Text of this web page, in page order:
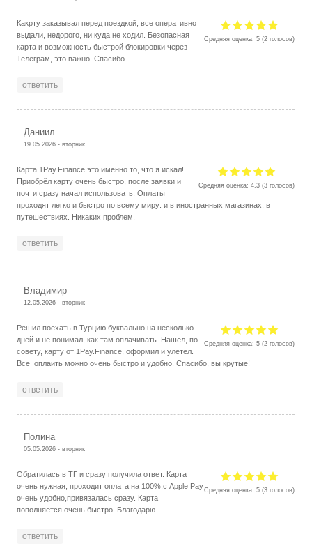
Средняя оценка:5 (2 голосов)
Какрту заказывал перед поездкой, все оперативно
выдали, недорого, ни куда не ходил. Безопасная
карта и возможность быстрой блокировки через
Телеграм, это важно. Спасибо.
ответить
Даниил
19.05.2026 - вторник
Средняя оценка:4.3 (3 голосов)
Карта 1Pay.Finance это именно то, что я искал!
Приобрёл карту очень быстро, после заявки и
почти сразу начал использовать. Оплаты
проходят легко и быстро по всему миру: и в иностранных магазинах, в
путешествиях. Никаких проблем.
ответить
Владимир
12.05.2026 - вторник
Средняя оценка:5 (2 голосов)
Решил поехать в Турцию буквально на несколько
дней и не понимал, как там оплачивать. Нашел, по
совету, карту от 1Pay.Finance, оформил и улетел.
Все оплаить можно очень быстро и удобно. Спасибо, вы крутые!
ответить
Полина
05.05.2026 - вторник
Средняя оценка:5 (3 голосов)
Обратилась в ТГ и сразу получила ответ. Карта
очень нужная, проходит оплата на 100%,с Apple Pay
очень удобно,привязалась сразу. Карта
пополняется очень быстро. Благодарю.
ответить